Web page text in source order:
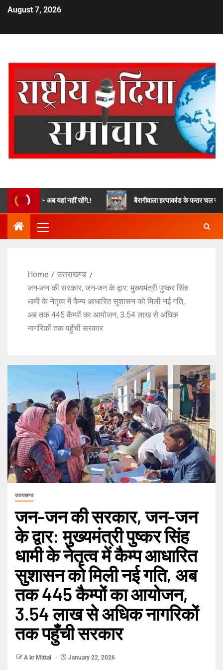
August 7, 2026
बोले- अब यहां नहीं रहेंगे.! बैरागीवाला हत्याकांड के फरार चल रहे अभियुक्त को
Home
उत्तराखण्ड
जन-जन की सरकार, जन-जन के द्वार: मुख्यमंत्री पुष्कर सिंह
धामी के नेतृत्व में कैम्प आधारित सुशासन को मिली नई गति,
अब तक 445 कैम्पों का आयोजन, 3.54 लाख से अधिक
नागरिकों तक पहुँची सरकार
उत्तराखण्ड
जन-जन की सरकार, जन-जन
के द्वार: मुख्यमंत्री पुष्कर सिंह
धामी के नेतृत्व में कैम्प आधारित
सुशासन को मिली नई गति, अब
तक 445 कैम्पों का आयोजन,
3.54 लाख से अधिक नागरिकों
तक पहुँची सरकार
A kr Mittal January 22, 2026